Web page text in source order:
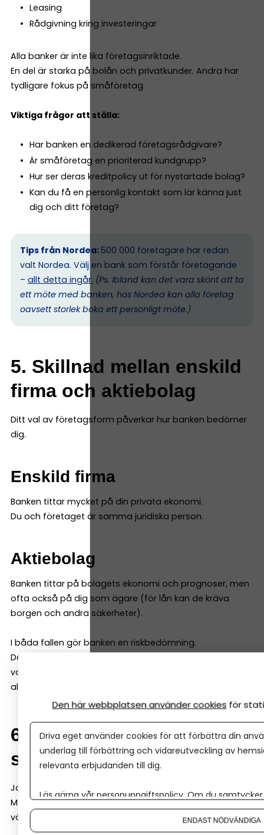
Leasing
Rådgivning kring investeringar
Alla banker är inte lika företagsinriktade.
En del är starka på bolån och privatkunder. Andra har
tydligare fokus på småföretag.
Viktiga frågor att ställa:
Har banken en dedikerad företagsrådgivare?
Är småföretag en prioriterad kundgrupp?
Hur ser deras kreditpolicy ut för nystartade bolag?
Kan du få en personlig kontakt som lär känna just
dig och ditt företag?
Tips från Nordea: 500 000 företagare har redan
valt Nordea. Välj en bank som förstår företagande
– allt detta ingår. (Ps. Ibland kan det vara skönt att ta
ett möte med banken, hos Nordea kan alla företag
oavsett storlek boka ett personligt möte.)
5. Skillnad mellan enskild
firma och aktiebolag
Ditt val av företagsform påverkar hur banken bedömer
dig.
Enskild firma
Banken tittar mycket på din privata ekonomi.
Du och företaget är samma juridiska person.
Aktiebolag
Banken tittar på bolagets ekonomi och prognoser, men
ofta också på dig som ägare (för lån kan de kräva
borgen och andra säkerheter).
I båda fallen gör banken en riskbedömning.
Det är normalt – och inget personligt. Därför kan det
vara smart att jämföra fler banker, för att få fler
alternativ.
6. Kan man byta bank
senare?
Ja, det går.
Men det är administrativt jobbigt. Därför kan det vara
värt att tänka ett steg längre redan från början.
Den här webbplatsen använder cookies för
Driva eget använder cookies för att förbättra din
underlag till förbättring och vidareutveckling av
relevanta erbjudanden till dig.
Läs gärna vår personuppgiftspolicy. Om du
Om du vill ändra ditt val i efterhand hittar du den
ENDAST NÖDVÄNDIGA